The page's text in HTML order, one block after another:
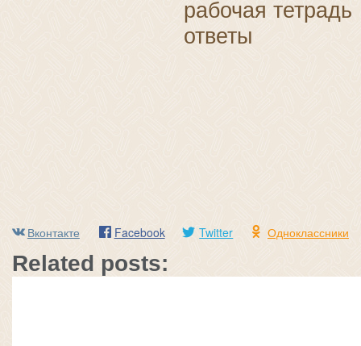
Вконтакте Facebook Twitter Одноклассники
Related posts: